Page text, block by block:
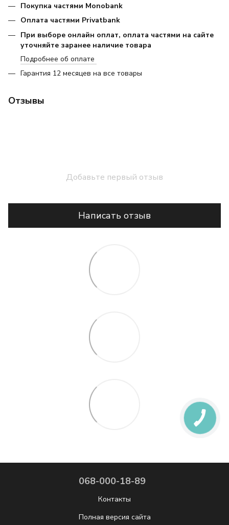
Покупка частями Monobank
Оплата частями Privatbank
При выборе онлайн оплат, оплата частями на сайте
уточняйте заранее наличие товара
Подробнее об оплате
Гарантия 12 месяцев на все товары
Отзывы
Добавьте первый отзыв
Написать отзыв
068-000-18-89
Контакты
Полная версия сайта